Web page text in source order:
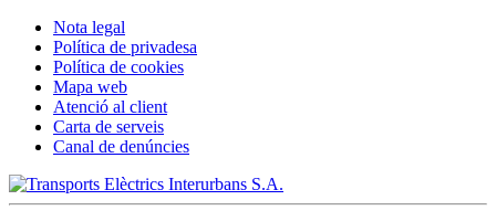
Nota legal
Política de privadesa
Política de cookies
Mapa web
Atenció al client
Carta de serveis
Canal de denúncies